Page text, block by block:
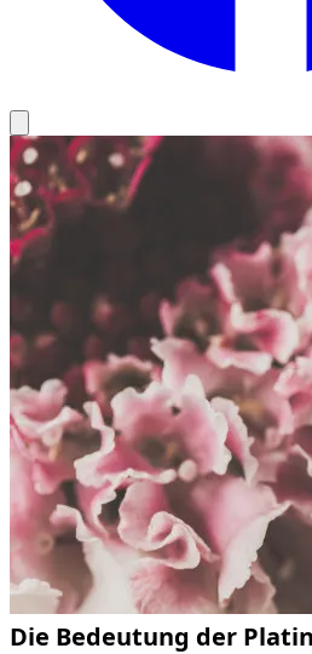
Die Bedeutung der